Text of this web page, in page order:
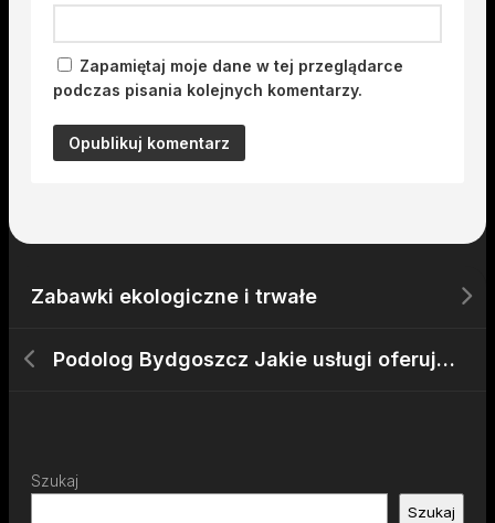
Zapamiętaj moje dane w tej przeglądarce
podczas pisania kolejnych komentarzy.
Zabawki ekologiczne i trwałe
Podolog Bydgoszcz Jakie usługi oferują specjaliści?
Szukaj
Szukaj